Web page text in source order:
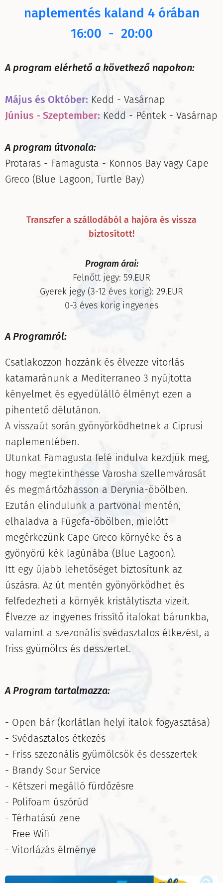
naplementés kaland 4 órában
16:00 - 20:00
A program elérhető a következő napokon:
Május és Október: Kedd - Vasárnap
Június - Szeptember: Kedd - Péntek - Vasárnap
A program útvonala:
Protaras - Famagusta - Konnos Bay vagy Cape
Greco (Blue Lagoon, Turtle Bay)
Transzfer a szállodából a hajóra és vissza
biztosított!
Program árai:
Felnőtt jegy: 59.EUR
Gyerek jegy (3-12 éves korig): 29.EUR
0-3 éves korig ingyenes
A Programról:
Csatlakozzon hozzánk és élvezze vitorlás
katamaránunk a Mediterraneo 3 nyújtotta
kényelmet és egyedülálló élményt ezen a
pihentető délutánon.
A visszaút során gyönyörködhetnek a Ciprusi
naplementében.
Utunkat Famagusta felé indulva kezdjük meg,
hogy megtekinthesse Varosha szellemvárosát
és megmártózhasson a Derynia-öbölben.
Ezután elindulunk a partvonal mentén,
elhaladva a Fügefa-öbölben, mielőtt
megérkezünk Cape Greco környéke és a
gyönyörű kék lagúnába (Blue Lagoon).
Itt egy újabb lehetőséget biztosítunk az
úszásra. Az út mentén gyönyörködhet és
felfedezheti a környék kristálytiszta vizeit.
Élvezze az ingyenes frissítő italokat bárunkba,
valamint a szezonális svédasztalos étkezést, a
friss gyümölcs és desszertet.
A Program tartalmazza:
- Open bár (korlátlan helyi italok fogyasztása)
- Svédasztalos étkezés
- Friss szezonális gyümölcsök és desszertek
- Brandy Sour Service
- Kétszeri megálló fürdőzésre
- Polifoam úszórúd
- Térhatású zene
- Free Wifi
- Vitorlázás élménye